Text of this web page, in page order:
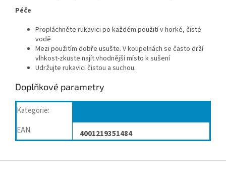
Péče
Propláchněte rukavici po každém použití v horké, čisté
vodě
Mezi použitím dobře usušte. V koupelnách se často drží
vlhkost-zkuste najít vhodnější místo k sušení
Udržujte rukavici čistou a suchou.
Doplňkové parametry
Kategorie:
EAN: 4001219351484